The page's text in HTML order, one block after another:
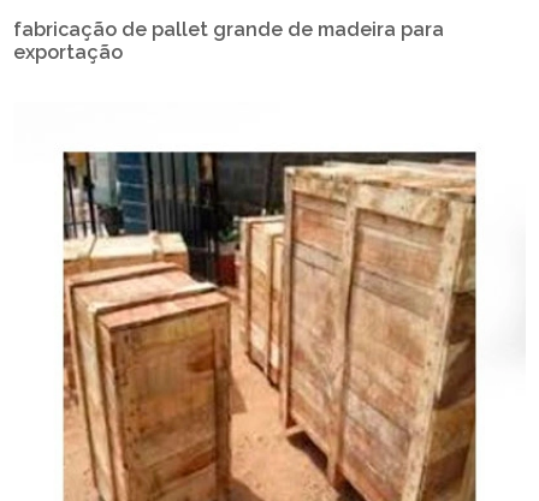
fabricação de pallet grande de madeira para
exportação